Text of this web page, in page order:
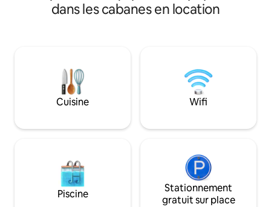
un cul-de-sac isolé, avec des collines
ruines amérindiennes ou asseyez-vous
dans le patio arrière et profitez des
visiteurs wapitis. À seulement 1 h 45 de la
région de Phoenix, chargeur VE de
20 degrés de moins que la région de
approvisionnée
terrasse ouverte,
connexion
travail à domicile,
clôturée et un
ancien. Profitez de votre soirée avec un
accueillante suivi
dans les cabanes en location
Cuisine Wifi
Piscine
Stationnement
gratuit sur place